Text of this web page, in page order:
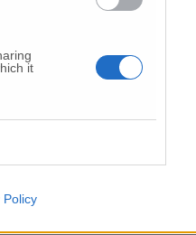
it
Policy